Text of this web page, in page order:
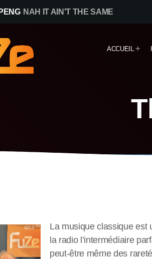
NAH IT AIN'T THE SAME
ACCUEIL
La musique classique est
la radio l’intermédiaire
peut-être même des